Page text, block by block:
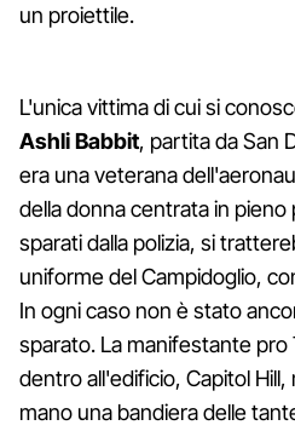
un proiettile.
L'unica vittima di cui si
Ashli Babbit, partita da San
era una veterana
della donna centrata in
sparati dalla polizia, si
uniforme del Campidoglio,
In ogni caso non è stato
sparato. La manifestante
dentro all'edificio, Capitol
mano una bandiera delle